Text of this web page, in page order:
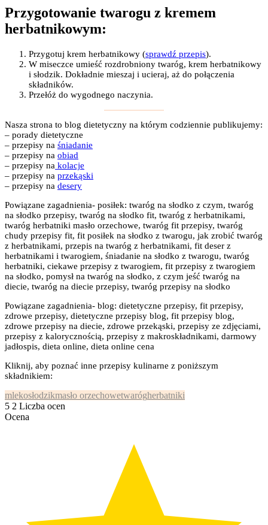
Przygotowanie twarogu z kremem
herbatnikowym:
Przygotuj krem herbatnikowy (sprawdź przepis).
W miseczce umieść rozdrobniony twaróg, krem herbatnikowy
i słodzik. Dokładnie mieszaj i ucieraj, aż do połączenia
składników.
Przełóż do wygodnego naczynia.
Nasza strona to blog dietetyczny na którym codziennie publikujemy:
– porady dietetyczne
– przepisy na śniadanie
– przepisy na obiad
– przepisy na kolacje
– przepisy na przekąski
– przepisy na desery
Powiązane zagadnienia- posiłek: twaróg na słodko z czym, twaróg
na słodko przepisy, twaróg na słodko fit, twaróg z herbatnikami,
twaróg herbatniki masło orzechowe, twaróg fit przepisy, twaróg
chudy przepisy fit, fit posiłek na słodko z twarogu, jak zrobić twaróg
z herbatnikami, przepis na twaróg z herbatnikami, fit deser z
herbatnikami i twarogiem, śniadanie na słodko z twarogu, twaróg
herbatniki, ciekawe przepisy z twarogiem, fit przepisy z twarogiem
na słodko, pomysł na twaróg na słodko, z czym jeść twaróg na
diecie, twaróg na diecie przepisy, twaróg przepisy na słodko
Powiązane zagadnienia- blog: dietetyczne przepisy, fit przepisy,
zdrowe przepisy, dietetyczne przepisy blog, fit przepisy blog,
zdrowe przepisy na diecie, zdrowe przekąski, przepisy ze zdjęciami,
przepisy z kalorycznością, przepisy z makroskładnikami, darmowy
jadłospis, dieta online, dieta online cena
Kliknij, aby poznać inne przepisy kulinarne z poniższym
składnikiem:
mlekosłodzikmasło orzechowetwarógherbatniki
5 2 Liczba ocen
Ocena